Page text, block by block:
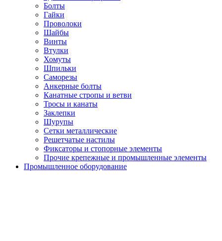
Болты
Гайки
Проволоки
Шайбы
Винты
Втулки
Хомуты
Шпильки
Саморезы
Анкерные болты
Канатные стропы и ветви
Тросы и канаты
Заклепки
Шурупы
Сетки металлические
Решетчатые настилы
Фиксаторы и стопорные элементы
Прочие крепежные и промышленные элементы
Промышленное оборудование